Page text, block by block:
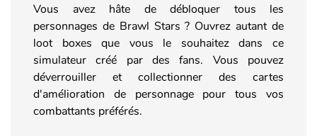
Vous avez hâte de débloquer tous les
personnages de Brawl Stars ? Ouvrez autant de
loot boxes que vous le souhaitez dans ce
simulateur créé par des fans. Vous pouvez
déverrouiller et collectionner des cartes
d'amélioration de personnage pour tous vos
combattants préférés.